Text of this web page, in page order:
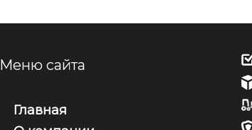
Меню сайта
Главная